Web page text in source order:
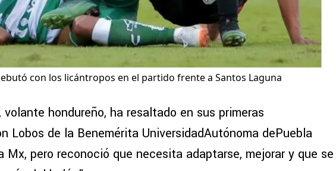
con los licántropos en el partido frente a Santos Laguna
hondureño, ha resaltado en sus primeras
Lobos de la Benemérita UniversidadAutónoma dePuebla
Mx, pero reconoció que necesita adaptarse, mejorar y que se